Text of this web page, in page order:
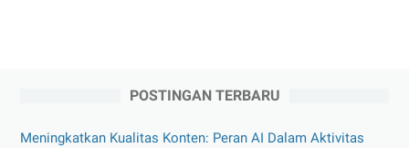
POSTINGAN TERBARU
Meningkatkan Kualitas Konten: Peran AI Dalam Aktivitas